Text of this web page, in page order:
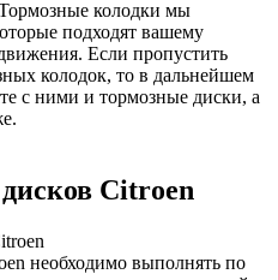
колодки мы
подходят вашему
Если пропустить
колодок, то в дальнейшем
с ними и тормозные диски, а
Citroen
необходимо выполнять по